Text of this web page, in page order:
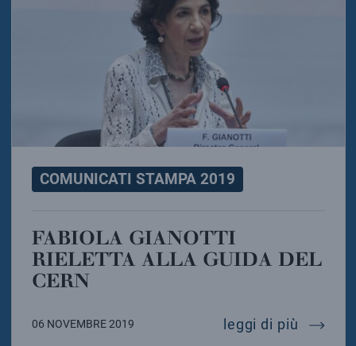
COMUNICATI STAMPA 2019
FABIOLA GIANOTTI
RIELETTA ALLA GUIDA DEL
CERN
06 NOVEMBRE 2019 leggi di più